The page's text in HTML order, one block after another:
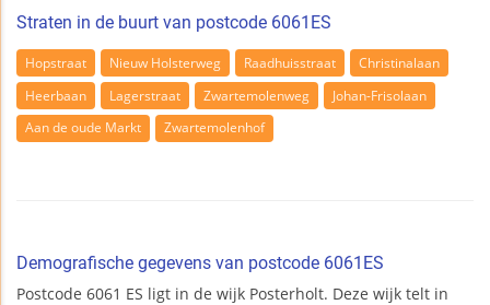
Straten in de buurt van postcode 6061ES
Hopstraat Nieuw Holsterweg Raadhuisstraat
Christinalaan
Heerbaan
Lagerstraat Zwartemolenweg
Johan-Frisolaan
Aan de oude Markt
Zwartemolenhof
Demografische gegevens van postcode 6061ES
Postcode 6061 ES ligt in de wijk Posterholt. Deze wijk telt in